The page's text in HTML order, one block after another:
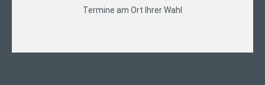
Termine am Ort Ihrer Wahl